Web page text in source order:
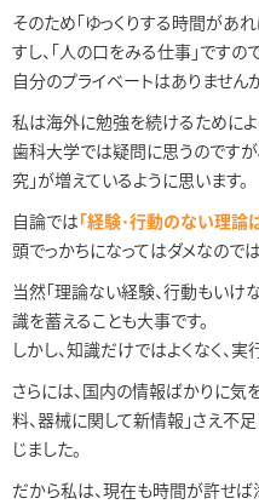
そのため「ゆっくりする時間があ
すし、「人の口をみる仕事」ですの
自分のプライベートはありません
私は海外に勉強を続けるためによ
歯科大学では疑問に思うのです
究」が増えているように思います。
自論では「経験･行動のない理論
頭でっかちになってはダメなので
当然「理論ない経験、行動もいけ
識を蓄えることも大事です。
しかし、知識だけではよくなく、
さらには、国内の情報ばかりに気
料、器械に関して新情報」さえ不
じました。
だから私は、現在も時間が許せ